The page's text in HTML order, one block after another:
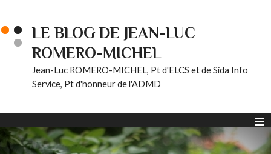
LE BLOG DE JEAN-LUC
ROMERO-MICHEL
Jean-Luc ROMERO-MICHEL, Pt d'ELCS et de Sida Info
Service, Pt d'honneur de l'ADMD